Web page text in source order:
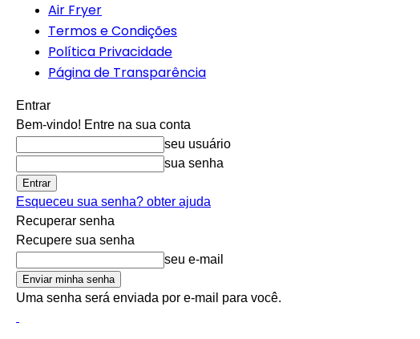
Air Fryer
Termos e Condições
Política Privacidade
Página de Transparência
Entrar
Bem-vindo! Entre na sua conta
seu usuário
sua senha
Esqueceu sua senha? obter ajuda
Recuperar senha
Recupere sua senha
seu e-mail
Uma senha será enviada por e-mail para você.